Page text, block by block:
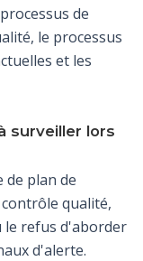
de
le processus
et les
surveiller lors
de plan de
qualité,
le refus d'aborder
d'alerte.